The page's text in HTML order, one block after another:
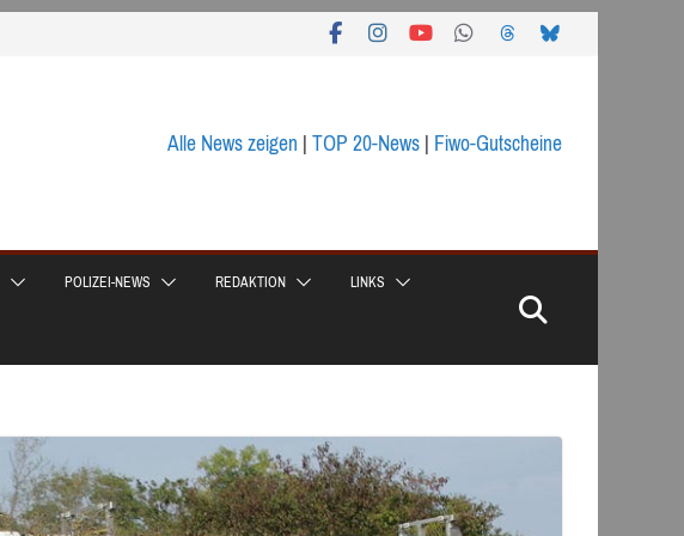
Alle News zeigen|TOP 20-News|Fiwo-Gutscheine
POLIZEI-NEWS REDAKTION LINKS